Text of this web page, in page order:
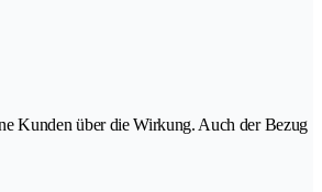
Kunden über die Wirkung. Auch der Bezug